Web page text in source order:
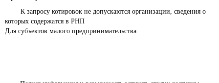
которых содержатся в РНП
Для субъектов малого предпринимательства